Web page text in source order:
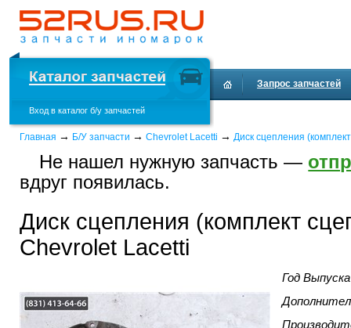
Вход в каталог б/у запчастей
Запрос запчастей
Главная → Б/У запчасти → Chevrolet Lacetti → Диск сцепления
Не нашел нужную запчасть —
вдруг появилась.
Диск сцепления (комплект
Chevrolet Lacetti
Год Выпуска